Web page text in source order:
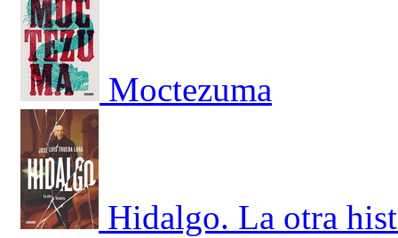
Moctezuma
Hidalgo. La otra